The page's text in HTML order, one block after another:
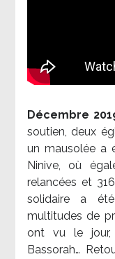
Décembre
soutien, deux
un mausolée a
Ninive, où
relancées et
solidaire a
multitudes de
ont vu le jour,
Bassorah…